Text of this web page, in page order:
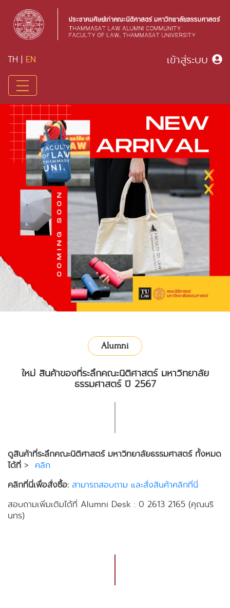
TH | EN เข้าสู่ระบบ
Alumni
ใหม่ สินค้าของที่ระลึกคณะนิติศาสตร์ มหาวิทยาลัย
ธรรมศาสตร์ ปี 2567
ดูสินค้าที่ระลึกคณะนิติศาสตร์ มหาวิทยาลัยธรรมศาสตร์ ทั้งหมด
ได้ที่ > คลิก
คลิกที่นี่เพื่อสั่งซื้อ: สามารถสอบถาม และสั่งสินค้าคลิกที่นี่
สอบถามเพิ่มเติมได้ที่ Alumni Desk : 0 2613 2165 (คุณนริ
นทร)